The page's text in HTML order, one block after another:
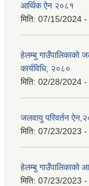
आर्थिक ऐन २०८१
मिति: 07/15/2024 -
हेलम्बु गाउँपालिकाको
कार्यविधि, २०८०
मिति: 02/28/2024 -
जलवायु परिवर्तन
मिति: 07/23/2023 -
हेलम्बु गाउँपालिकाको
मिति: 07/23/2023 -